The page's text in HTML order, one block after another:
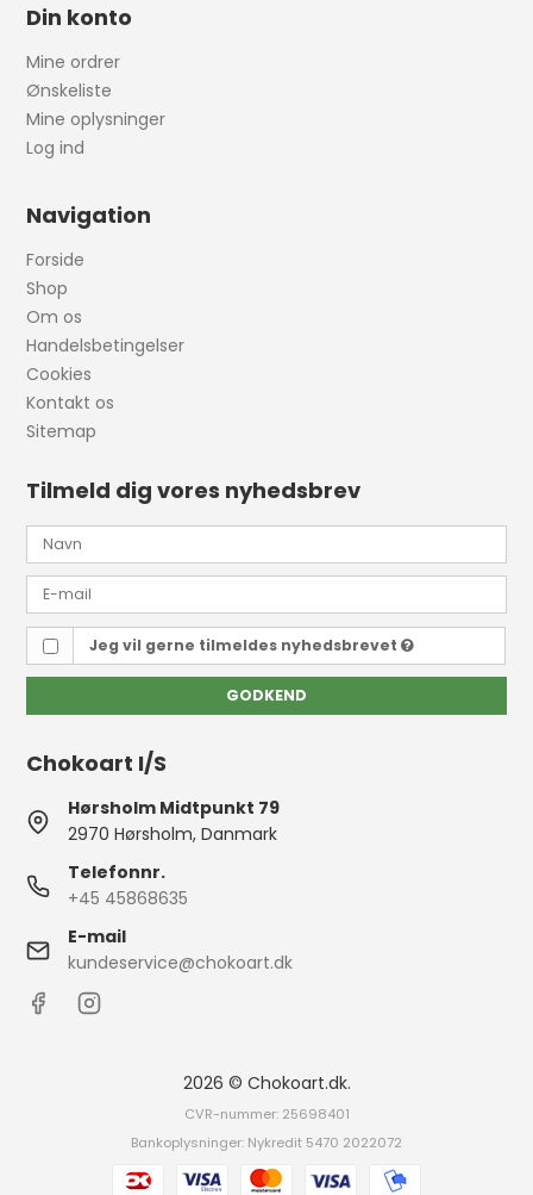
Din konto
Mine ordrer
Ønskeliste
Mine oplysninger
Log ind
Navigation
Forside
Shop
Om os
Handelsbetingelser
Cookies
Kontakt os
Sitemap
Tilmeld dig vores nyhedsbrev
Jeg vil gerne tilmeldes nyhedsbrevet
GODKEND
Chokoart I/S
Hørsholm Midtpunkt 79
2970 Hørsholm, Danmark
Telefonnr.
+45 45868635
E-mail
kundeservice@chokoart.dk
2026 © Chokoart.dk.
CVR-nummer: 25698401
Bankoplysninger: Nykredit 5470 2022072